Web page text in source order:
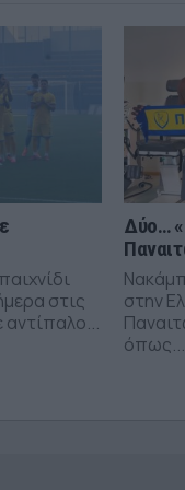
στις
αντίπαλο...
Δύο…
στην
όπως...